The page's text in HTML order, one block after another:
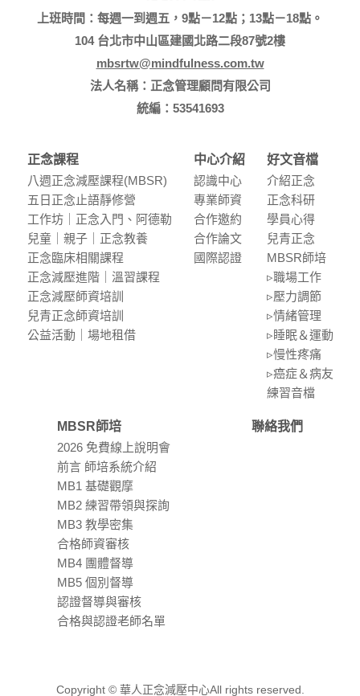
上班時間：每週一到週五，9點－12點；13點－18點。
104 台北市中山區建國北路二段87號2樓
mbsrtw@mindfulness.com.tw
法人名稱：正念管理顧問有限公司
統編：53541693
正念課程
八週正念減壓課程(MBSR)
五⽇正念⽌語靜修營
⼯作坊｜正念入門、阿德勒
兒童｜親⼦｜正念教養
正念臨床相關課程
正念減壓進階｜溫習課程
正念減壓師資培訓
兒青正念師資培訓
公益活動｜場地租借
中心介紹
認識中⼼
專業師資
合作邀約
合作論⽂
國際認證
好文音檔
介紹正念
正念科研
學員⼼得
兒青正念
MBSR師培
▹職場⼯作
▹壓⼒調節
▹情緒管理
▹睡眠＆運動
▹慢性疼痛
▹癌症＆病友
練習⾳檔
MBSR師培
2026 免費線上說明會
前言 師培系統介紹
MB1 基礎觀摩
MB2 練習帶領與探詢
MB3 教學密集
合格師資審核
MB4 團體督導
MB5 個別督導
認證督導與審核
合格與認證老師名單
聯絡我們
Copyright © 華人正念減壓中心All rights reserved.